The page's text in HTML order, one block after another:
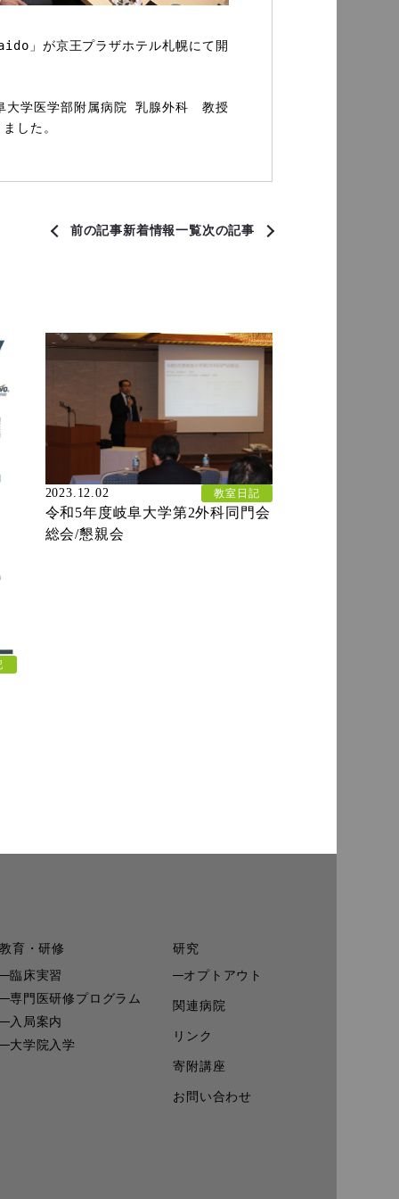
」が京王プラザホテル札幌にて開
学医学部附属病院 乳腺外科　教授
した。
前の記事 次の記事
新着情報一覧
2023.12.02 教室日記
令和5年度岐阜大学第2外科同門会
総会/懇親会
教育・研修
臨床実習
専門医研修プログラム
入局案内
大学院入学
研究
オプトアウト
関連病院
リンク
寄附講座
お問い合わせ